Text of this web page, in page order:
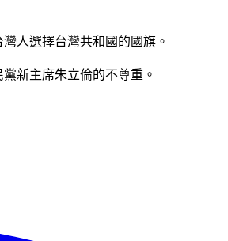
人選擇台灣共和國的國旗。
新主席朱立倫的不尊重。